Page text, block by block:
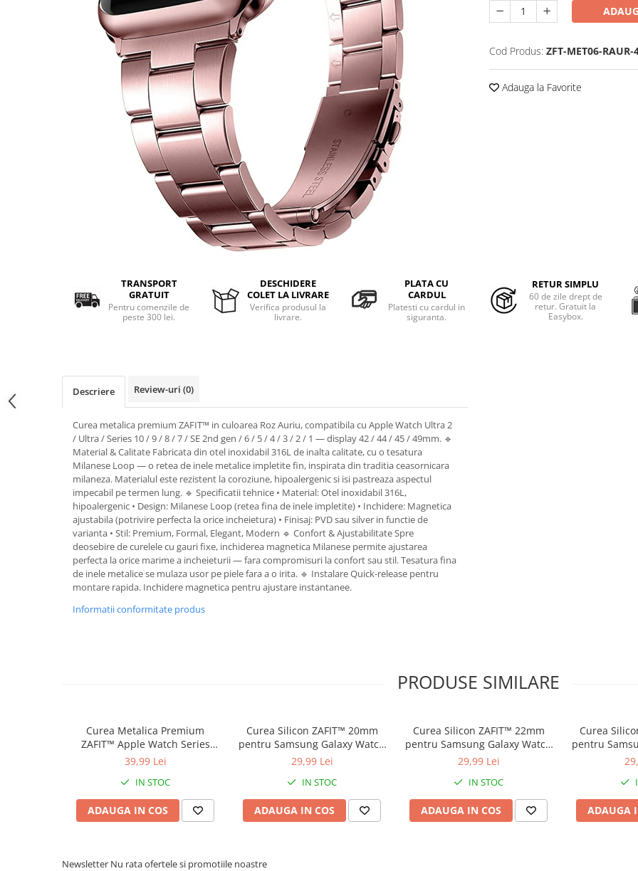
Benzi dublu adezive
Dispozitiv indepartare papiloame
Truse machiaj copii
Cod Produs: ZFT-MET06-RAUR-
Adauga la Favorite
TRANSPORT
GRATUIT
Pentru comenzile de
peste 300 lei.
DESCHIDERE
COLET LA LIVRARE
Verifica produsul la
livrare.
PLATA CU
CARDUL
Platesti cu cardul in
siguranta.
RETUR SIMPLU
60 de zile drept de
retur. Gratuit la
Easybox.
Descriere Review-uri (0)
Curea metalica premium ZAFIT™ in culoarea Roz Auriu, compatibila cu Apple Watch Ultra 2
/ Ultra / Series 10 / 9 / 8 / 7 / SE 2nd gen / 6 / 5 / 4 / 3 / 2 / 1 — display 42 / 44 / 45 / 49mm. 🔹
Material & Calitate Fabricata din otel inoxidabil 316L de inalta calitate, cu o tesatura
Milanese Loop — o retea de inele metalice impletite fin, inspirata din traditia ceasornicara
milaneza. Materialul este rezistent la coroziune, hipoalergenic si isi pastreaza aspectul
impecabil pe termen lung. 🔹 Specificatii tehnice • Material: Otel inoxidabil 316L,
hipoalergenic • Design: Milanese Loop (retea fina de inele impletite) • Inchidere: Magnetica
ajustabila (potrivire perfecta la orice incheietura) • Finisaj: PVD sau silver in functie de
varianta • Stil: Premium, Formal, Elegant, Modern 🔹 Confort & Ajustabilitate Spre
deosebire de curelele cu gauri fixe, inchiderea magnetica Milanese permite ajustarea
perfecta la orice marime a incheieturii — fara compromisuri la confort sau stil. Tesatura fina
de inele metalice se mulaza usor pe piele fara a o irita. 🔹 Instalare Quick-release pentru
montare rapida. Inchidere magnetica pentru ajustare instantanee.
Informatii conformitate produs
PRODUSE SIMILARE
Curea Metalica Premium
ZAFIT™ Apple Watch Series
10/9/8/7/SE2 si mai vechi,
39,99 Lei
IN STOC
ADAUGA IN COS
Curea Silicon ZAFIT™ 20mm
pentru Samsung Galaxy Watch
7/6/5/4/Active 2, Huawei Watch
Amazfit GTS si orice ceas
20mm, Rosu.
29,99 Lei
IN STOC
ADAUGA IN COS
Curea Silicon ZAFIT™ 22mm
pentru Samsung Galaxy Watch
Ultra/7/6 Classic/5 Pro, Huawei
Fenix, Amazfit GTR si orice ceas
22mm, Alb.
29,99 Lei
IN STOC
ADAUGA IN COS
Curea
pentru
7/6/5/4/
Amazfit
ADAUGA
Newsletter Nu rata ofertele si promotiile noastre